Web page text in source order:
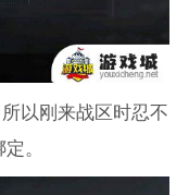
以刚来战区时忍不
。